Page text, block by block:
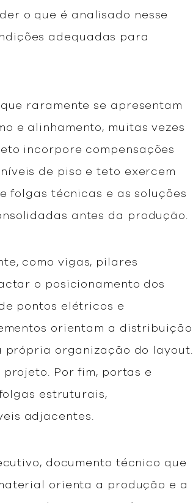
o que é analisado nesse
adequadas para
raramente se apresentam
e alinhamento, muitas vezes
incorpore compensações
de piso e teto exercem
folgas técnicas e as soluções
antes da produção.
como vigas, pilares
o posicionamento dos
pontos elétricos e
orientam a distribuição
própria organização do layout.
Por fim, portas e
estruturais,
adjacentes.
documento técnico que
orienta a produção e a